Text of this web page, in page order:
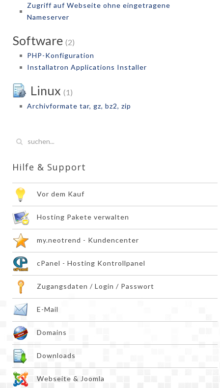
Zugriff auf Webseite ohne eingetragene
Nameserver
Software (2)
PHP-Konfiguration
Installatron Applications Installer
Linux (1)
Archivformate tar, gz, bz2, zip
Hilfe & Support
Vor dem Kauf
Hosting Pakete verwalten
my.neotrend - Kundencenter
cPanel - Hosting Kontrollpanel
Zugangsdaten / Login / Passwort
E-Mail
Domains
Downloads
Webseite & Joomla